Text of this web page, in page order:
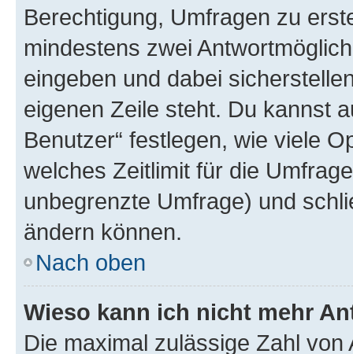
Berechtigung, Umfragen zu
mindestens zwei
eingeben und dabei
eigenen Zeile steht. Du kannst
Benutzer“ festlegen, wie viele
welches Zeitlimit für die
unbegrenzte Umfrage) und
ändern können.
Nach oben
Wieso kann ich nicht mehr
Die maximal zulässige Zahl